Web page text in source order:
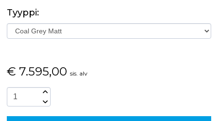
Tyyppi:
€ 7.595,00 sis. alv